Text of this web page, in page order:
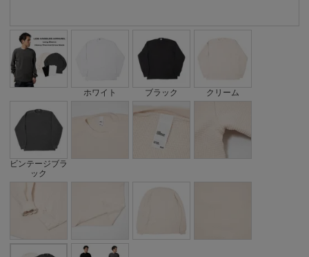
ホワイト ブラック クリーム
ビンテージブラ
ック